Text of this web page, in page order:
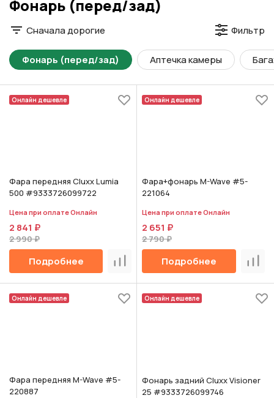
Фонарь (перед/зад)
Сначала дорогие Фильтр
Аптечка камеры
Фонарь (перед/зад)
Онлайн дешевле
Фара передняя Cluxx Lumia
500 #9333726099722
Цена при оплате Онлайн
2 841 ₽
2 990 ₽
Подробнее Сравнить
Онлайн дешевле
Фара+фонарь M-Wave #5-
221064
Цена при оплате Онлайн
2 651 ₽
2 790 ₽
Подробнее
Онлайн дешевле
Фара передняя M-Wave #5-
220887
Онлайн дешевле
Фонарь задний Cluxx Visioner
25 #9333726099746